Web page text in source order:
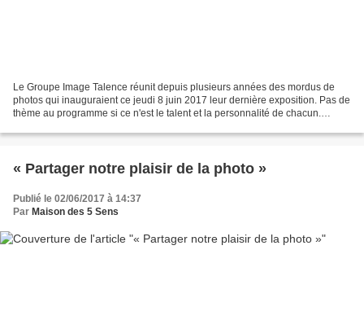
Le Groupe Image Talence réunit depuis plusieurs années des mordus de
photos qui inauguraient ce jeudi 8 juin 2017 leur dernière exposition. Pas de
thème au programme si ce n'est le talent et la personnalité de chacun.
« Partager notre plaisir de la photo »
Publié le 02/06/2017 à 14:37
Par Maison des 5 Sens